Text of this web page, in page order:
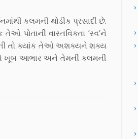
કલમની થોડીક પ્રસાદી છે.
પોતાની વાસ્તવિકતા ‘સ્વ’ને
તો ક્યાંક તેઓ અશક્યને શક્ય
ખૂબ આભાર અને તેમની કલમની